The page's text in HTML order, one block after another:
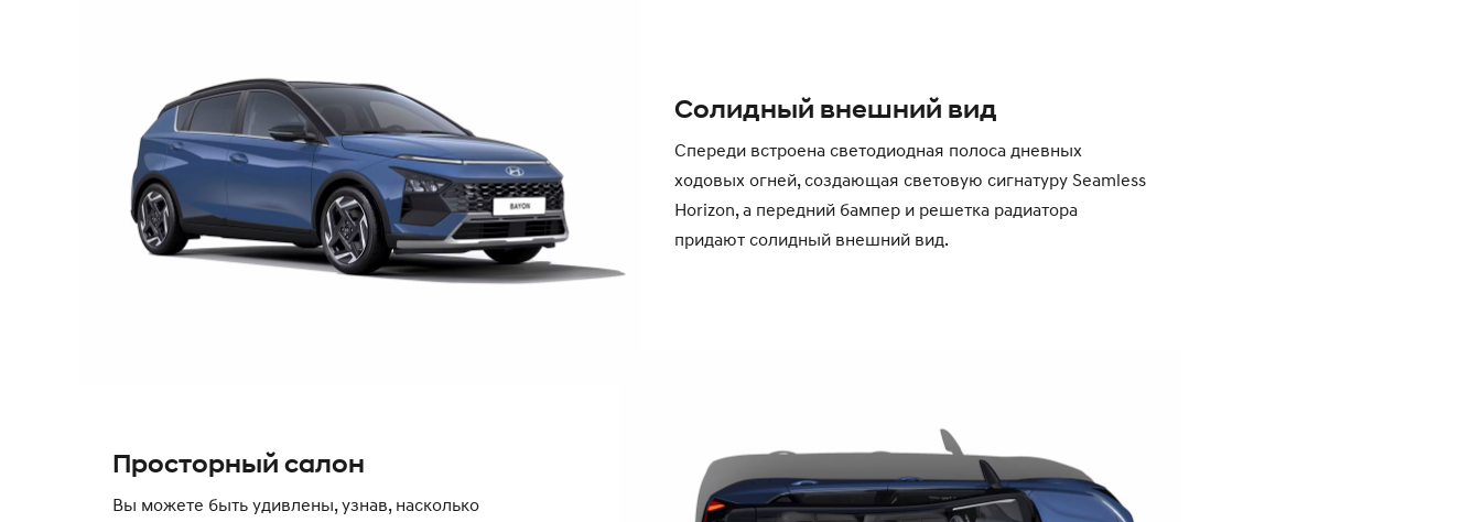
Солидный внешний вид
Спереди встроена светодиодная полоса дневных
ходовых огней, создающая световую сигнатуру Seamless
Horizon, а передний бампер и решетка радиатора
придают солидный внешний вид.
Просторный салон
Вы можете быть удивлены, узнав, насколько